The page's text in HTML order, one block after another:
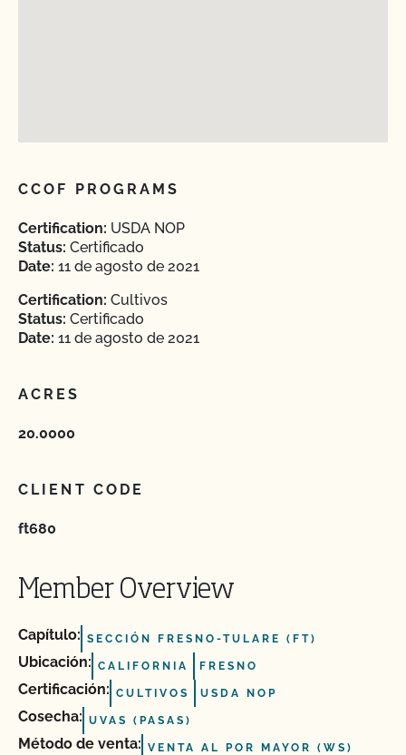
CCOF PROGRAMS
Certification: USDA NOP
Status: Certificado
Date: 11 de agosto de 2021
Certification: Cultivos
Status: Certificado
Date: 11 de agosto de 2021
ACRES
20.0000
CLIENT CODE
ft680
Member Overview
Capítulo: SECCIÓN FRESNO-TULARE (FT)
Ubicación: CALIFORNIA FRESNO
Certificación: CULTIVOS USDA NOP
Cosecha: UVAS (PASAS)
Método de venta: VENTA AL POR MAYOR (WS)